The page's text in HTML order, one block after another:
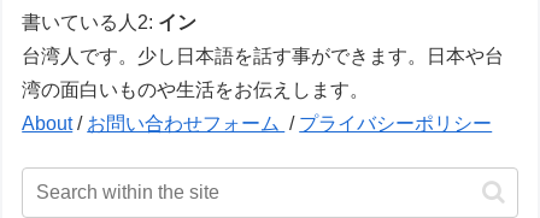
書いている人2: イン
台湾人です。少し日本語を話す事ができます。日本や台
湾の面白いものや生活をお伝えします。
About/ お問い合わせフォーム / プライバシーポリシー